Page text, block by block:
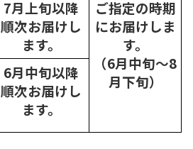
7月上旬以降
順次お届けし
ます。
ご指定の時期
にお届けしま
す。
（6月中旬～8
月下旬）
6月中旬以降
順次お届けし
ます。